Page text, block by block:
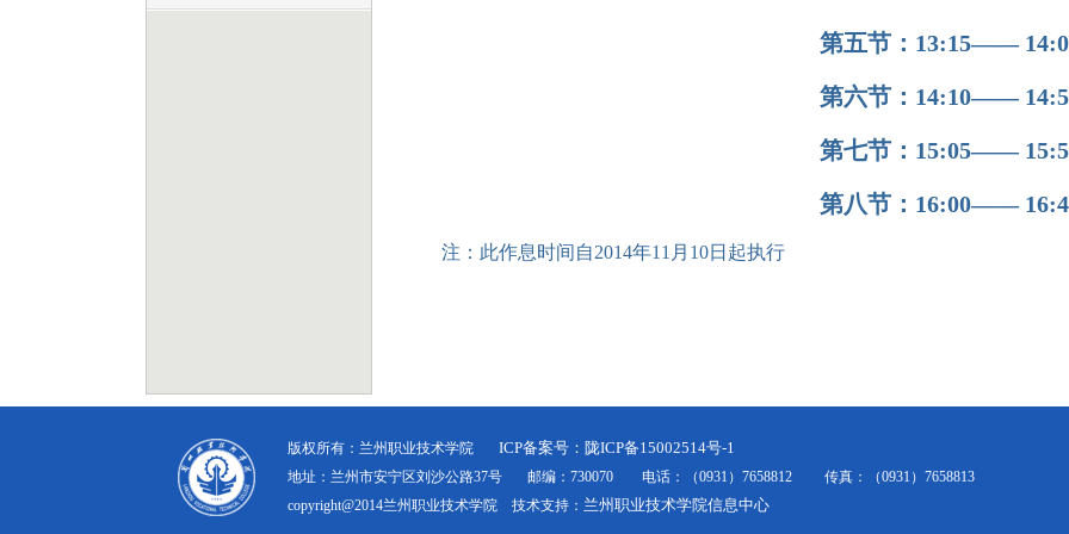
第五节： 13:15——
第六节： 14:10——
第七节： 15:05——
第八节： 16:00——
注：此作息时间自2014年11 月 10日起执行
版权所有：兰州职业技术学院 ICP备案号：陇ICP备15002514号-1
地址：兰州市安宁区刘沙公路37号 邮编：730070 电话：（0931）7658812 传真：（0931）7658813
copyright@2014兰州职业技术学院 技术支持： 兰州职业技术学院信息中心